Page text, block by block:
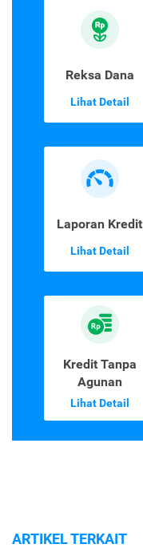
Reksa Dana
Lihat Detail
Laporan Kredit
Lihat Detail
Kredit Tanpa
Agunan
Lihat Detail
ARTIKEL TERKAIT